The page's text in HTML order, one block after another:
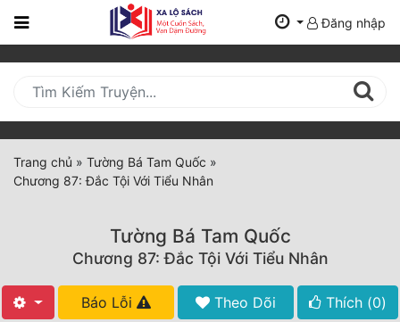
Trang
Mới
Cập
Nhật
(current)
Tất Cả
Đăng nhập
Trang chủ » Tường Bá Tam Quốc »
Chương 87: Đắc Tội Với Tiểu Nhân
Tường Bá Tam Quốc
Chương 87: Đắc Tội Với Tiểu Nhân
Báo Lỗi Theo Dõi Thích (0)